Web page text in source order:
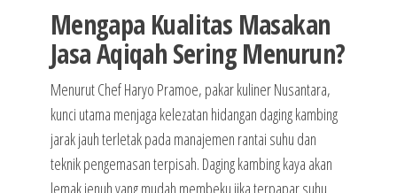
Mengapa Kualitas Masakan
Jasa Aqiqah Sering Menurun?
Menurut Chef Haryo Pramoe, pakar kuliner Nusantara,
kunci utama menjaga kelezatan hidangan daging kambing
jarak jauh terletak pada manajemen rantai suhu dan
teknik pengemasan terpisah. Daging kambing kaya akan